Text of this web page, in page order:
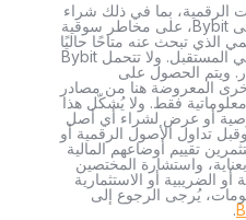
الرقمية، بما في ذلك شراء
وغيرها من الأصول الرقمية على Bybit، على مخاطر سوقية
الذي تبحث عنه متاحًا حاليًا
على Bybit، فقد يصبح متاحًا في المستقبل. ولا تتحمل Bybit
ويتم الحصول على
المعروضة هنا من مصادر
فقط. ولا يُشكّل هذا
أو عرض لشراء أي أصل
تداول الأصول الرقمية أو
تقييم أوضاعهم المالية
واستشارة المختصين
أو الضريبية أو الاستثمارية
يُرجى الرجوع إلى
.